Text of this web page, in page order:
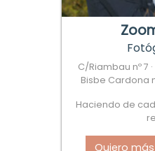
C/Riambau nº 7
Bisbe Cardona
Haciendo de
Quiero